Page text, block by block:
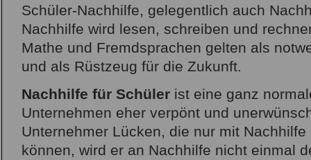
Schüler-Nachhilfe, gelegentlich auch
Nachhilfe wird lesen, schreiben und
Mathe und Fremdsprachen gelten als
und als Rüstzeug für die Zukunft.
Nachhilfe für Schüler ist eine ganz
Unternehmen eher verpönt und
Unternehmer Lücken, die nur mit
können, wird er an Nachhilfe nicht einmal